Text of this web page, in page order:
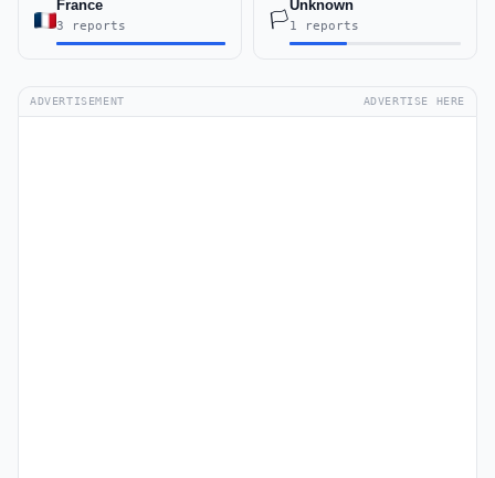
France
3 reports 🏳️
Unknown
1 reports
ADVERTISEMENT ADVERTISE HERE